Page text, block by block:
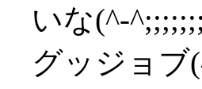
いな(^-
グッジョブ